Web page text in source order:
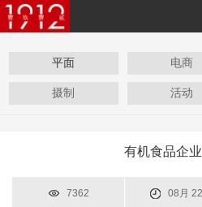
平面 电商
摄制 活动
有机食品企
7362 08月